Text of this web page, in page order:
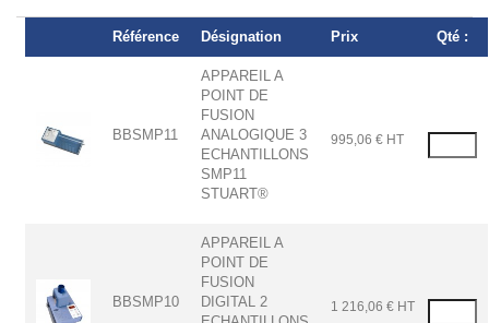
Référence Désignation Prix Qté :
BBSMP11
APPAREIL A
POINT DE
FUSION
ANALOGIQUE 3
ECHANTILLONS
SMP11
STUART®
995,06 € HT
BBSMP10
APPAREIL A
POINT DE
FUSION
DIGITAL 2
1 216,06 € HT